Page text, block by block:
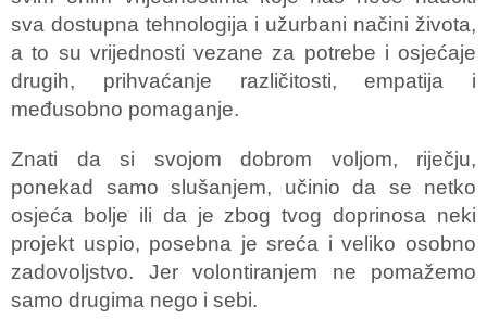
sva dostupna tehnologija i užurbani načini života,
a to su vrijednosti vezane za potrebe i osjećaje
drugih, prihvaćanje različitosti, empatija i
međusobno pomaganje.
Znati da si svojom dobrom voljom, riječju,
ponekad samo slušanjem, učinio da se netko
osjeća bolje ili da je zbog tvog doprinosa neki
projekt uspio, posebna je sreća i veliko osobno
zadovoljstvo. Jer volontiranjem ne pomažemo
samo drugima nego i sebi.